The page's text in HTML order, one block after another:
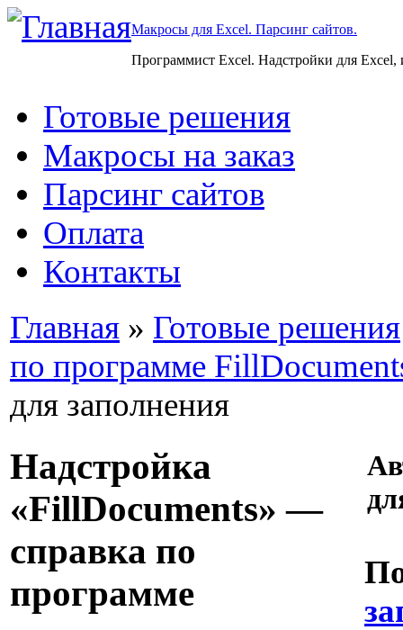
Макросы для Excel. Парсинг сайтов.
Программист Excel. Надстройки для Excel,
Готовые решения
Макросы на заказ
Парсинг сайтов
Оплата
Контакты
Главная » Готовые решения
по программе
для заполнения
Надстройка
«FillDocuments» —
справка по
программе